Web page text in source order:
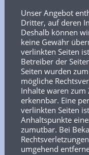
Unser Angebot
Dritter, auf deren
Deshalb können
keine Gewähr
verlinkten Seiten
Betreiber der
Seiten wurden
mögliche
Inhalte waren
erkennbar. Eine
verlinkten Seiten
Anhaltspunkte
zumutbar. Bei
umgehend